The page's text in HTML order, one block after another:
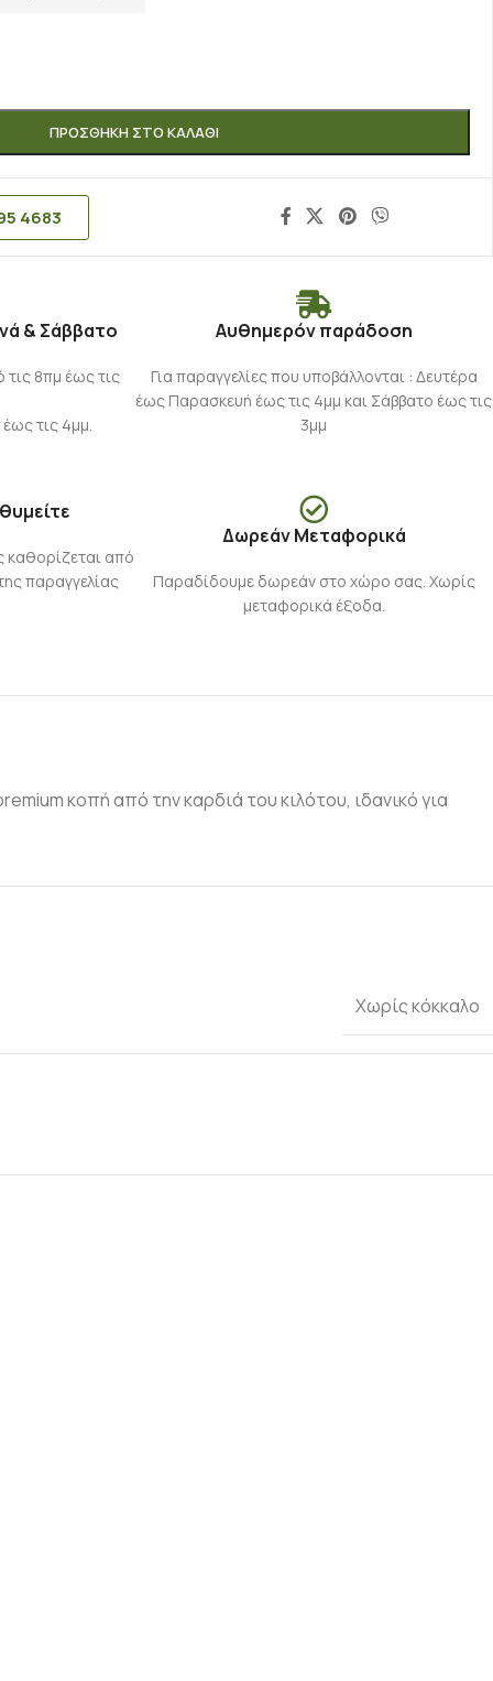
ΠΡΟΣΘΉΚΗ ΣΤΟ ΚΑΛΆΘΙ
4683
& Σάββατο
8πμ έως τις
τις 4μμ.
Αυθημερόν παράδοση
Για παραγγελίες που υποβάλλονται : Δευτέρα
έως Παρασκευή έως τις 4μμ και Σάββατο έως τις
3μμ
από
παραγγελίας
Δωρεάν Μεταφορικά
Παραδίδουμε δωρεάν στο χώρο σας. Χωρίς
μεταφορικά έξοδα.
κοπή από την καρδιά του κιλότου, ιδανικό για
Χωρίς κόκκαλο